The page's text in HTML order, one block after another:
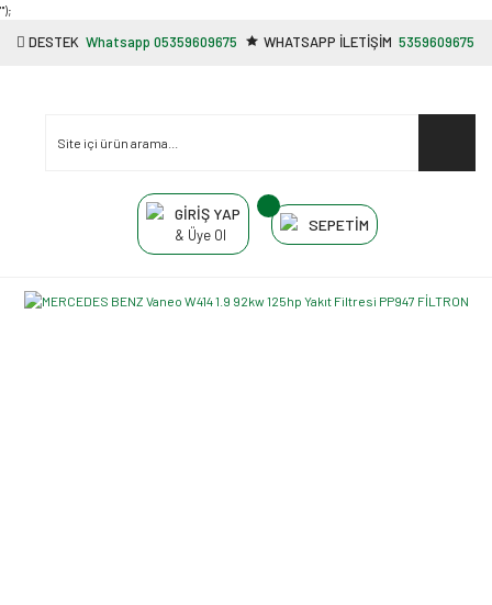
"');
DESTEK Whatsapp 05359609675 WHATSAPP İLETİŞİM 5359609675
GİRİŞ YAP
& Üye Ol
SEPETİM